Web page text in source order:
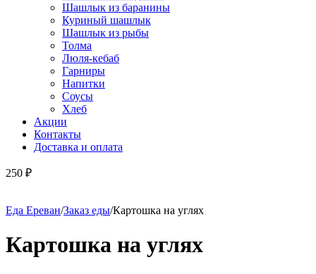
Шашлык из баранины
Куриный шашлык
Шашлык из рыбы
Толма
Люля-кебаб
Гарниры
Напитки
Соусы
Хлеб
Акции
Контакты
Доставка и оплата
250 ₽
Еда Ереван/Заказ еды/Картошка на углях
Картошка на углях